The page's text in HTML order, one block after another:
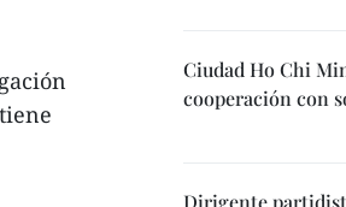
Ciudad Ho Chi
cooperación con
Dirigente